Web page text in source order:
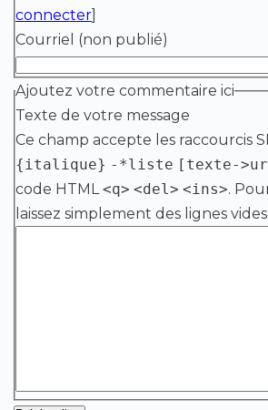
connecter]
Courriel (non publié)
Ajoutez votre commentaire ici
Texte de votre message
Ce champ accepte les raccourcis
{italique} -*liste [texte-
code HTML<q> <del> <ins>.
laissez simplement des lignes vides.